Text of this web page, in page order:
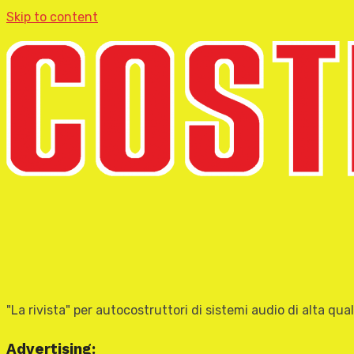
Skip to content
"La rivista" per autocostruttori di sistemi audio di alta
Advertising: